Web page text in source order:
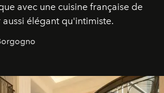
avec une cuisine française de
élégant qu'intimiste.